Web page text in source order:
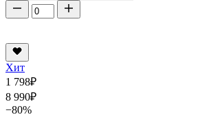
Хит
1 798₽
8 990₽
−80%